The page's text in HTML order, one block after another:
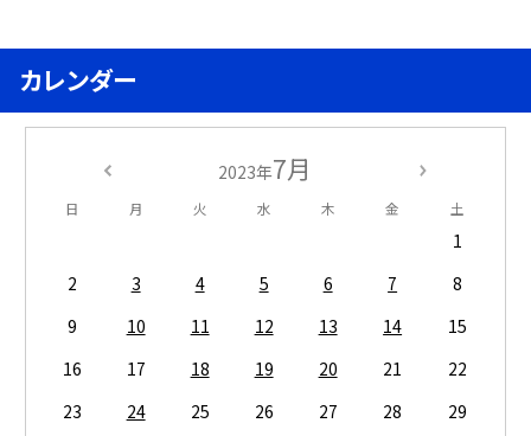
カレンダー
2023年7月
日 月 火 水 木 金 土
1
2
3 4 5 6 7
8
9
10 11 12 13 14
15
16
17 18 19 20 21
22
23
24 25 26 27 28
29